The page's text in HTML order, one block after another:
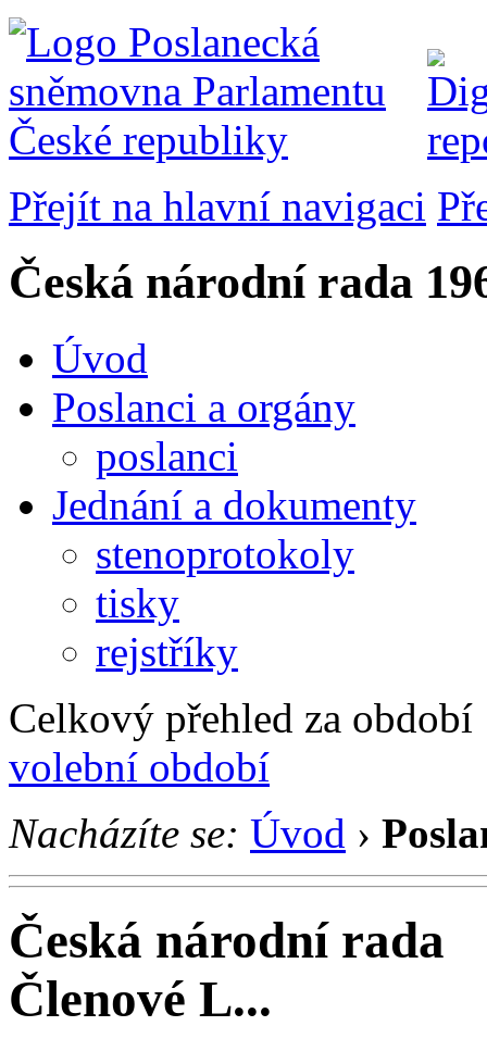
Přejít na hlavní navigaci
Česká národní rada
Úvod
Poslanci a orgány
poslanci
Jednání a dokumenty
stenoprotokoly
tisky
rejstříky
Celkový přehled za
volební období
Nacházíte se: Úvod ›
Česká národní rada
Členové L...